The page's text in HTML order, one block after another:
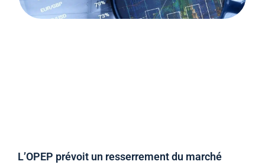
L’OPEP prévoit un resserrement du marché